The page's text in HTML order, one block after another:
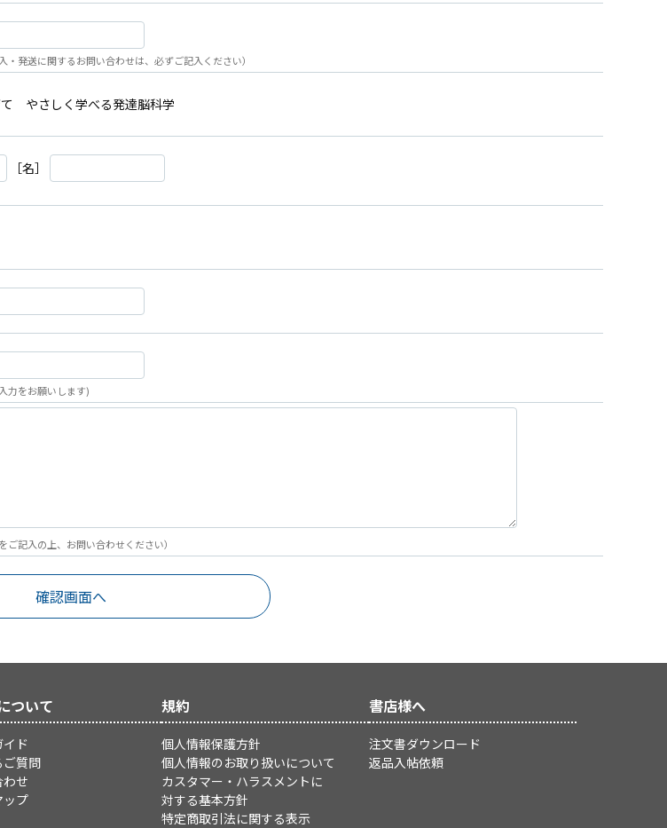
・発送に関するお問い合わせは、必ずご記入ください）
やさしく学べる発達脳科学
［名］
力をお願いします)
ご記入の上、お問い合わせください）
ついて
ド
ご質問
わせ
ップ
規約
個人情報保護方針
個人情報のお取り扱いについて
カスタマー・ハラスメントに
対する基本方針
特定商取引法に関する表示
書店様へ
注文書ダウンロード
返品入帖依頼